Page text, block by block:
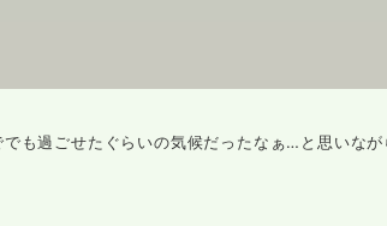
も過ごせたぐらいの気候だったなぁ…と思いな